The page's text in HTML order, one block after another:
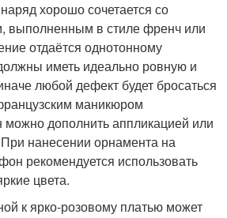
хорошо сочетается со
выполненным в стиле френч или
отдаётся однотонному
иметь идеально ровную и
любой дефект будет бросаться
маникюром
можно дополнить аппликацией или
нанесении орнамента на
рекомендуется использовать
цвета.
к ярко-розовому платью может